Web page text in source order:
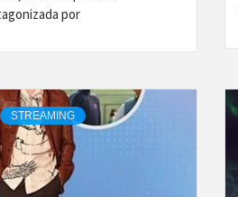
por
STREAMING